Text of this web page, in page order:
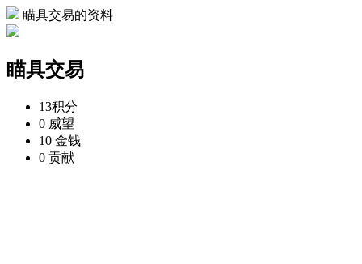
瞄具交易的资料
瞄具交易
13积分
0 威望
10 金钱
0 贡献